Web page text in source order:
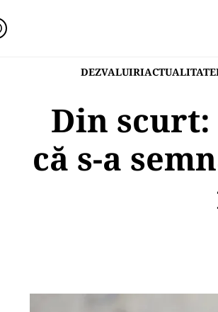
DEZVALUIRIACTUALITATE
Din
că s-a